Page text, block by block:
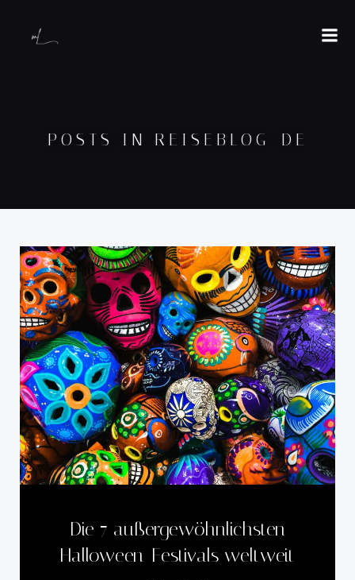
POSTS IN REISEBLOG_DE
Die 7 außergewöhnlichsten
Halloween-Festivals weltweit